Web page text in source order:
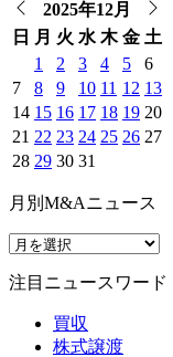
2025年12月
日
月 火 水 木 金 土
1
2 3 4 5
6
7
8 9 10 11 12 13
14 15 16 17 18 19 20
21 22 23 24 25 26 27
28 29 30 31
月別M&Aニュース
注目ニュースワード
買収
株式譲渡